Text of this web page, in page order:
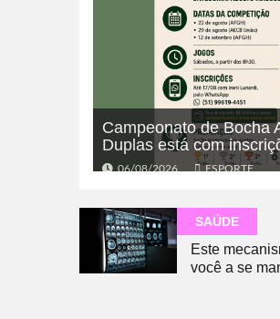
Campeonato de Bocha
Duplas está com
06/08/2026 ESPORTE
SAÚDE
Este
você a se